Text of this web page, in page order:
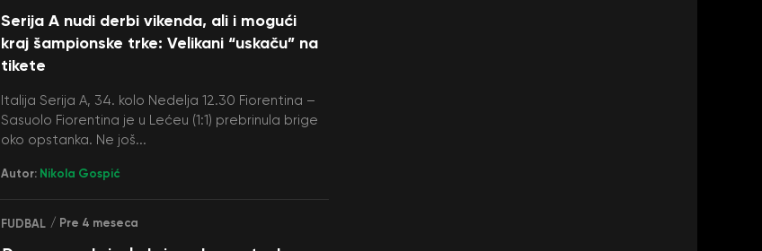
Serija A nudi derbi vikenda, ali i mogući
kraj šampionske trke: Velikani “uskaču” na
tikete
Italija Serija A, 34. kolo Nedelja 12.30 Fiorentina –
Sasuolo Fiorentina je u Lećeu (1:1) prebrinula brige
oko opstanka. Ne još...
Autor: Nikola Gospić
FUDBAL / Pre 4 meseca